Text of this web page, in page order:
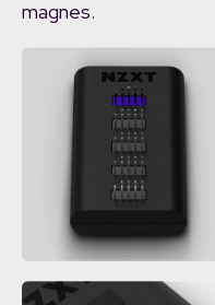
magnes.